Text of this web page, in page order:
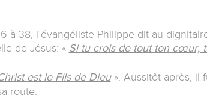
à 38, l’évangéliste Philippe dit au
de Jésus: « Si tu crois de tout ton cœur,
est le Fils de Dieu». Aussitôt après, il
route.